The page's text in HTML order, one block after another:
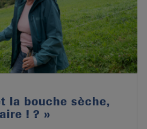
la bouche sèche,
! ? »